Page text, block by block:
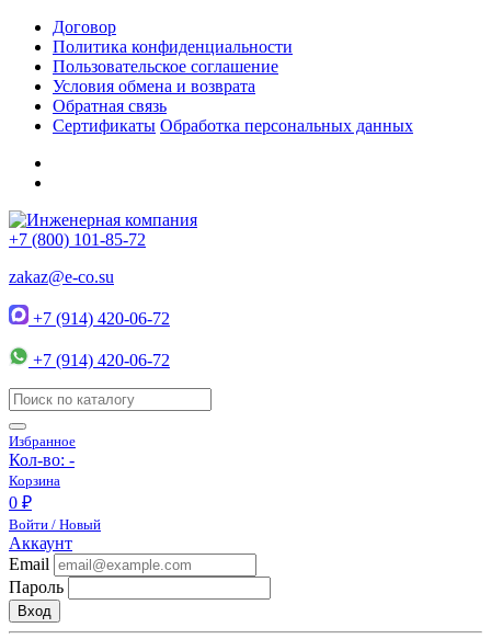
Договор
Политика конфиденциальности
Пользовательское соглашение
Условия обмена и возврата
Обратная связь
Сертификаты Обработка персональных данных
+7 (800) 101-85-72
zakaz@e-co.su
+7 (914) 420-06-72
+7 (914) 420-06-72
Избранное
Кол-во: -
Корзина
0 ₽
Войти / Новый
Аккаунт
Email
Пароль
Вход